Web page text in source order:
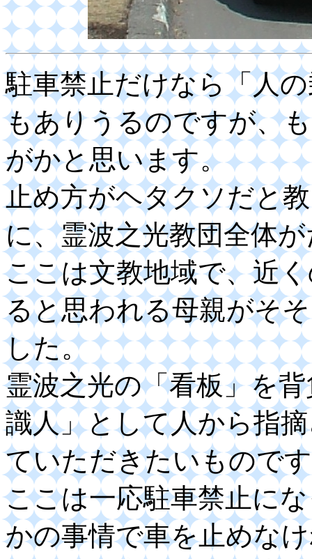
駐車禁止だけなら「人
もありうるのですが、
がかと思います。
止め方がヘタクソだと
に、霊波之光教団全体
ここは文教地域で、近
ると思われる母親がそ
した。
霊波之光の「看板」を
識人」として人から指
ていただきたいもので
ここは一応駐車禁止に
かの事情で車を止めな